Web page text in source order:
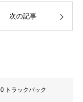
次の記事
0 トラックバック